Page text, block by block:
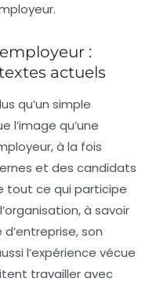
:
actuels
qu’un simple
l’image qu’une
à la fois
et des candidats
tout ce qui participe
à savoir
son
l’expérience vécue
travailler avec